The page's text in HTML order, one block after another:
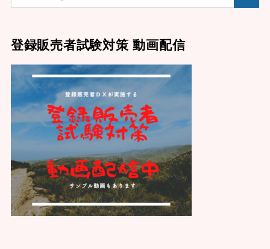
登録販売者試験対策 動画配信